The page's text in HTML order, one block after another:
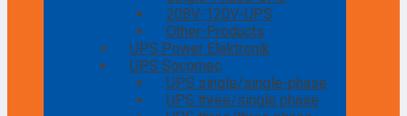
208V-120V-UPS
Other-Products
UPS Power Elektronik
UPS Socomec
UPS single/single-phase
UPS three/single phase